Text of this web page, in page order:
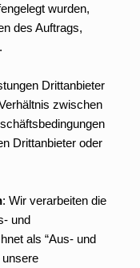
wurden,
des Auftrags,
Drittanbieter
zwischen
Drittanbieter oder
: Wir verarbeiten die
und
als “Aus- und
unsere